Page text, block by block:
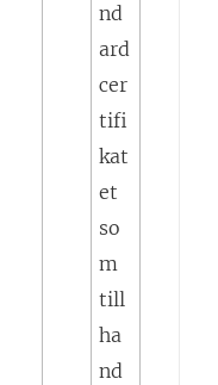
nd
ard
cer
tifi
kat
et
so
m
till
ha
nd